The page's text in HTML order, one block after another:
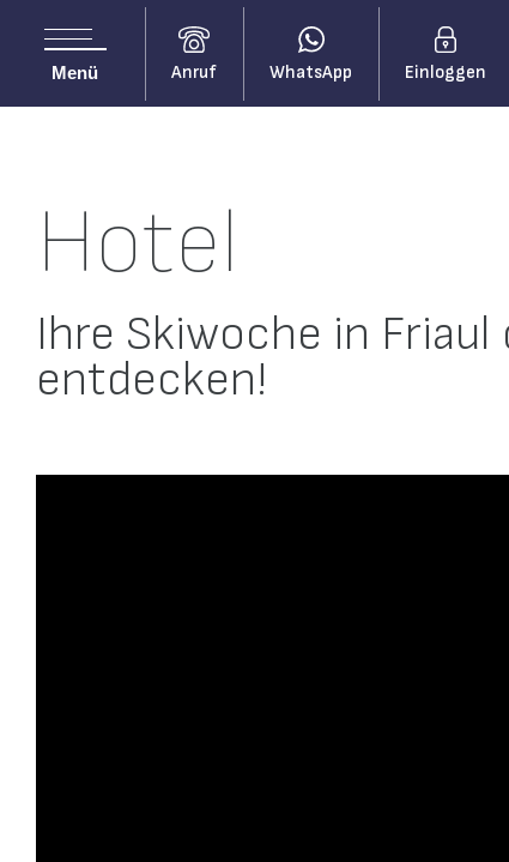
Menü Anruf WhatsApp Einloggen
Hotel
Ihre Skiwoche in
entdecken!